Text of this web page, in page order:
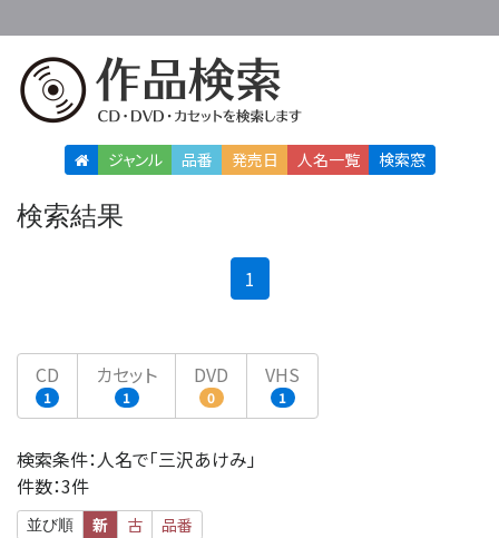
ジャンル 品番 発売日 人名一覧 検索窓
検索結果
1
CD
1
カセット
1
DVD
0
VHS
1
検索条件：人名で「三沢あけみ」
件数：3件
並び順 新 古 品番